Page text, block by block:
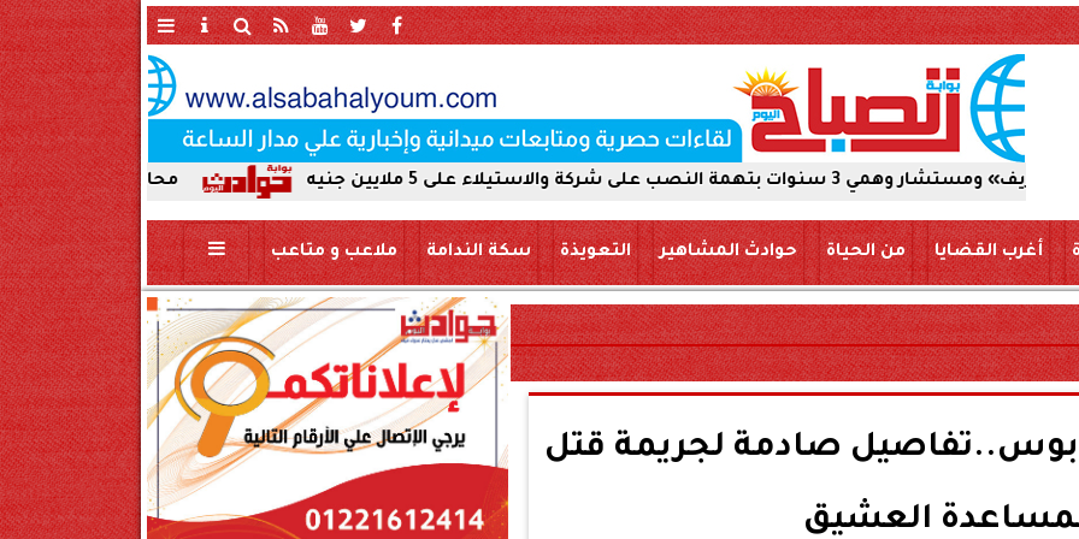
محافظ سوهاج يحيل واقعة ردم شركة والاستيلاء على 5 ملايين جنيه
أغرب القضايا من الحياة حوادث المشاهير التعويذة سكة الندامة ملاعب و متاعب
صادمة لجريمة قتل
بمساعدة العشيق